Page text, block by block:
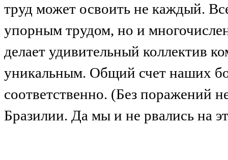
труд может освоить не каждый.
упорным трудом, но и
делает удивительный коллектив
уникальным. Общий счет наших
соответственно. (Без поражений
Бразилии. Да мы и не рвались на